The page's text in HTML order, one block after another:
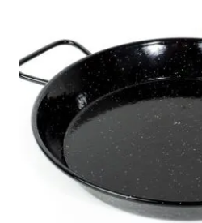
Lista de Desejos
Loja
Minha Conta
Política de Privacidade